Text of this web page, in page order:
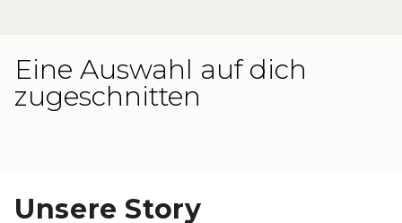
Eine Auswahl auf dich
zugeschnitten
Unsere Story